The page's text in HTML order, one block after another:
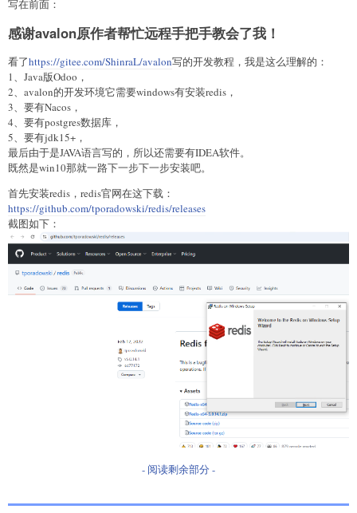
写在前面：
感谢avalon原作者帮忙远程手把手教会了我！
看了https://gitee.com/ShinraL/avalon写的开发教程，我是这么理解的：
1、Java版Odoo，
2、avalon的开发环境它需要windows有安装redis，
3、要有Nacos，
4、要有postgres数据库，
5、要有jdk15+，
最后由于是JAVA语言写的，所以还需要有IDEA软件。
既然是win10那就一路下一步下一步安装吧。
首先安装redis，redis官网在这下载：
https://github.com/tporadowski/redis/releases
截图如下：
- 阅读剩余部分 -